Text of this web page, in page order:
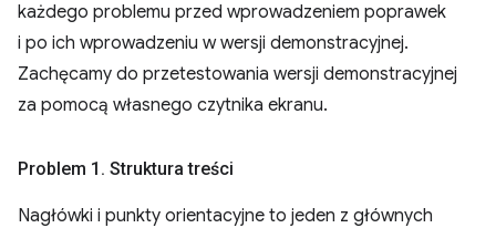
każdego problemu przed wprowadzeniem poprawek
i po ich wprowadzeniu w wersji demonstracyjnej.
Zachęcamy do przetestowania wersji demonstracyjnej
za pomocą własnego czytnika ekranu.
Problem 1 . Struktura treści
Nagłówki i punkty orientacyjne to jeden z głównych